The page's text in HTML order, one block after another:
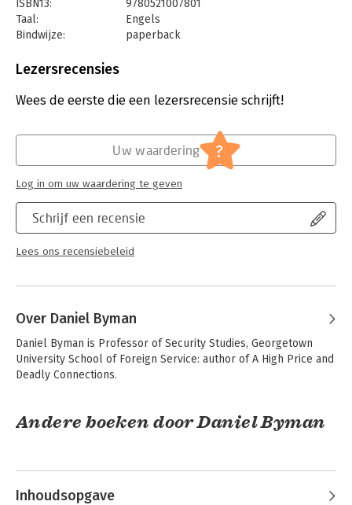
differs from coercion during the Cold War. It describes the
constraints on the United States emanating from the need to
work within coalitions and the restrictions imposed by domestic
when an adversary is a non-state actor or when the use of
ISBN13:
9780521007801
Taal:
Engels
Bindwijze:
paperback
Uitgever:
RAND Studies in Policy Analysis
Lezersrecensies
Wees de eerste die een lezersrecensie schrijft!
Schrijf een recensie
Lees ons recensiebeleid
Uw waardering ?
Log in om uw waardering te geven
Over Daniel Byman
Daniel Byman is Professor of Security Studies, Georgetown
University School of Foreign Service: author of A High Price and
Deadly Connections.
Andere boeken door Daniel Byman
Inhoudsopgave